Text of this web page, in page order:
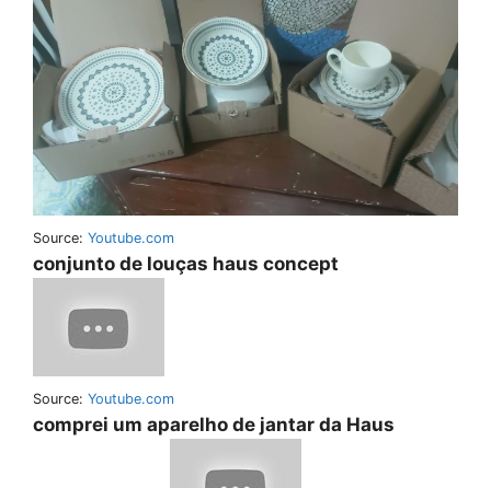
Source: Youtube.com
conjunto de louças haus concept
Source: Youtube.com
comprei um aparelho de jantar da Haus